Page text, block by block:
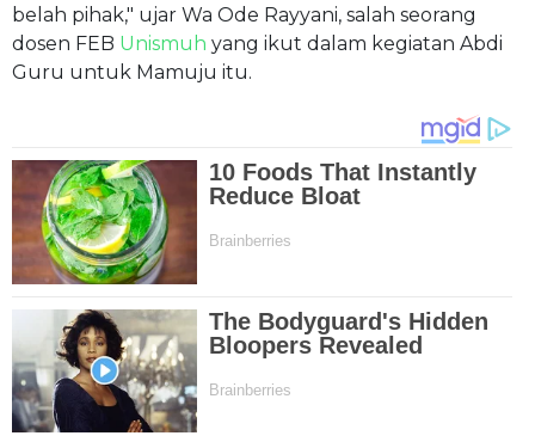
belah pihak," ujar Wa Ode Rayyani, salah seorang
dosen FEB Unismuh yang ikut dalam kegiatan Abdi
Guru untuk Mamuju itu.